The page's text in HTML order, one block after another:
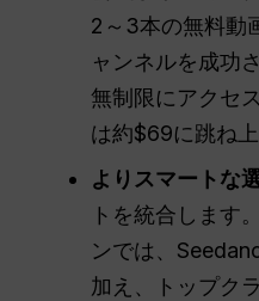
2～3本の無料動
ャンネルを成功
無制限にアクセ
は約$69に跳ね
よりスマートな
トを統合します
ンでは、
加え、トップク